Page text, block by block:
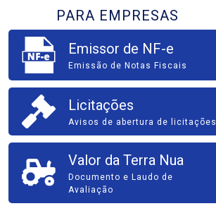
PARA EMPRESAS
Emissor de NF-e
Emissão de Notas Fiscais
Licitações
Avisos de abertura de licitações
Valor da Terra Nua
Documento e Laudo de
Avaliação